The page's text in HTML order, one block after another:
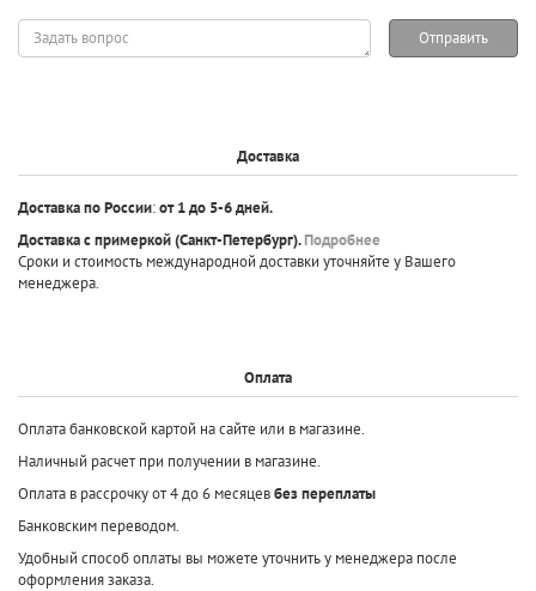
Задать
вопрос
Отправить
Доставка
Доставка по России:от 1 до 5-6 дней.
Доставка с примеркой(Санкт-Петербург).Подробнее
Сроки и стоимость международной доставки уточняйте у Вашего
менеджера.
Оплата
Оплата банковской картой на сайте или в магазине.
Наличный расчет при получении в магазине.
Оплата в рассрочку от 4 до 6 месяцевбез переплаты
Банковским переводом.
Удобный способ оплаты вы можете уточнить у менеджера после
оформления заказа.